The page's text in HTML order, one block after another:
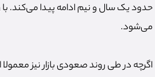
حدود یک سال و نیم ادامه پیدا می‌کند.
می‌شود.
اگرچه در طی روند صعودی بازار نیز